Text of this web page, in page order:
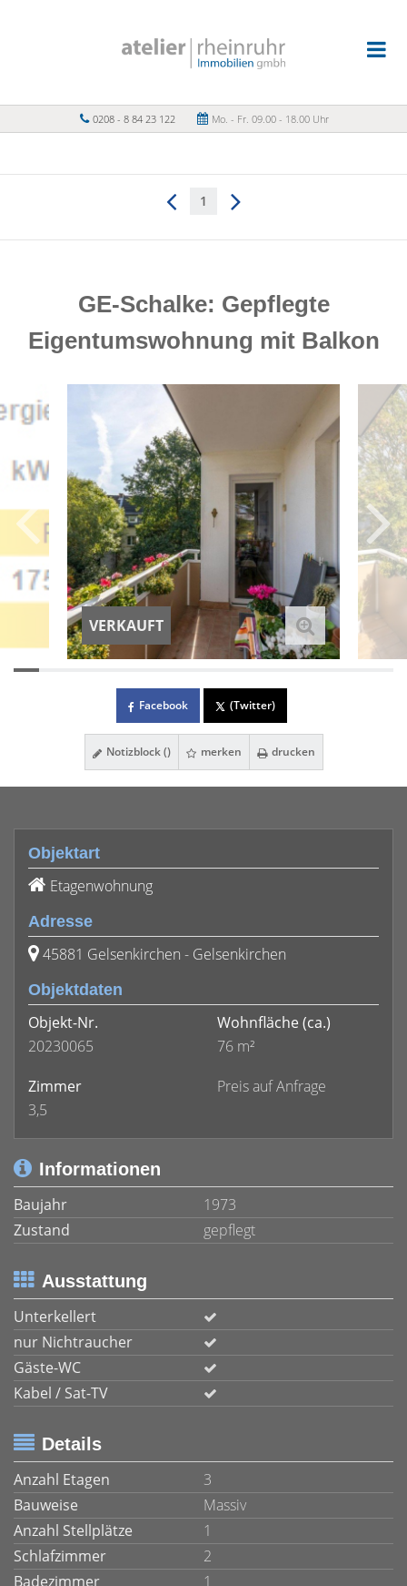
0208 - 8 84 23 122 Mo. - Fr. 09.00 - 18.00 Uhr
1
GE-Schalke: Gepflegte
Eigentumswohnung mit Balkon
VERKAUFT
Facebook (Twitter)
Notizblock () merken drucken
Objektart
Etagenwohnung
Adresse
45881 Gelsenkirchen - Gelsenkirchen
Objektdaten
Objekt-Nr.
20230065
Wohnfläche (ca.)
76 m²
Zimmer
3,5
Preis auf Anfrage
Informationen
Baujahr
1973
Zustand
gepflegt
Ausstattung
Unterkellert
nur Nichtraucher
Gäste-WC
Kabel / Sat-TV
Details
Anzahl Etagen
3
Bauweise
Massiv
Anzahl Stellplätze
1
Schlafzimmer
2
Badezimmer
1